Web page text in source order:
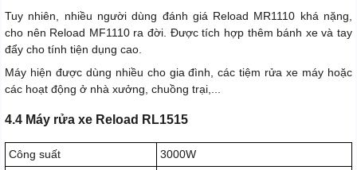
Tuy nhiên, nhiều người dùng đánh giá Reload MR1110 khá nặng,
cho nên Reload MF1110 ra đời. Được tích hợp thêm bánh xe và tay
đẩy cho tính tiện dụng cao.
Máy hiện được dùng nhiều cho gia đình, các tiệm rửa xe máy hoặc
các hoạt động ở nhà xưởng, chuồng trại,...
4.4 Máy rửa xe Reload RL1515
Công suất
3000W